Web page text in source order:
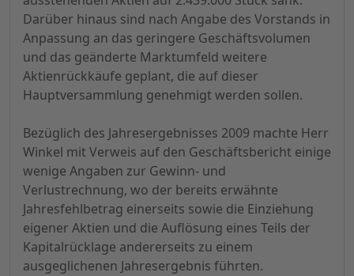
Darüber hinaus sind nach Angabe des Vorstands in
Anpassung an das geringere Geschäftsvolumen
und das geänderte Marktumfeld weitere
Aktienrückkäufe geplant, die auf dieser
Hauptversammlung genehmigt werden sollen.
Bezüglich des Jahresergebnisses 2009 machte Herr
Winkel mit Verweis auf den Geschäftsbericht einige
wenige Angaben zur Gewinn- und
Verlustrechnung, wo der bereits erwähnte
Jahresfehlbetrag einerseits sowie die Einziehung
eigener Aktien und die Auflösung eines Teils der
Kapitalrücklage andererseits zu einem
ausgeglichenen Jahresergebnis führten.